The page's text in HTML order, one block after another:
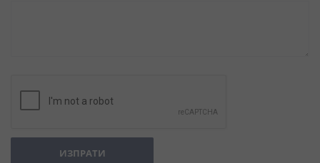
ИЗПРАТИ